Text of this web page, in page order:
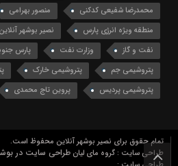
محمدرضا شفیعی کدکنی
منصور بهرامی
منطقه ویژه انرژی پارس
نصیر بوشهر آنلاین
نفت و گاز
وزارت نفت پارس
پتروشیمی جم
پتروشیمی خارک
پتروشیمی پردیس
پروین تاج محمدی
تمام حقوق برای نصیر بوشهر آنلاین محفوظ است.
طراحی سایت : گروه مای لیان طراحی سایت در